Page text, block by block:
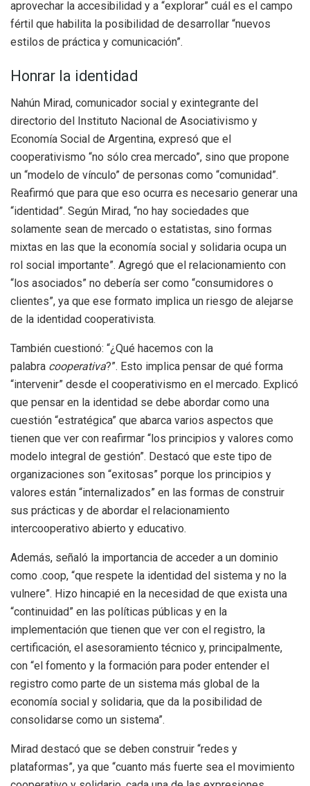
aprovechar la accesibilidad y a “explorar” cuál es el campo
fértil que habilita la posibilidad de desarrollar “nuevos
estilos de práctica y comunicación”.
Honrar la identidad
Nahún Mirad, comunicador social y exintegrante del
directorio del Instituto Nacional de Asociativismo y
Economía Social de Argentina, expresó que el
cooperativismo “no sólo crea mercado”, sino que propone
un “modelo de vínculo” de personas como “comunidad”.
Reafirmó que para que eso ocurra es necesario generar una
“identidad”. Según Mirad, “no hay sociedades que
solamente sean de mercado o estatistas, sino formas
mixtas en las que la economía social y solidaria ocupa un
rol social importante”. Agregó que el relacionamiento con
“los asociados” no debería ser como “consumidores o
clientes”, ya que ese formato implica un riesgo de alejarse
de la identidad cooperativista.
También cuestionó: “¿Qué hacemos con la
palabra cooperativa?”. Esto implica pensar de qué forma
“intervenir” desde el cooperativismo en el mercado. Explicó
que pensar en la identidad se debe abordar como una
cuestión “estratégica” que abarca varios aspectos que
tienen que ver con reafirmar “los principios y valores como
modelo integral de gestión”. Destacó que este tipo de
organizaciones son “exitosas” porque los principios y
valores están “internalizados” en las formas de construir
sus prácticas y de abordar el relacionamiento
intercooperativo abierto y educativo.
Además, señaló la importancia de acceder a un dominio
como .coop, “que respete la identidad del sistema y no la
vulnere”. Hizo hincapié en la necesidad de que exista una
“continuidad” en las políticas públicas y en la
implementación que tienen que ver con el registro, la
certificación, el asesoramiento técnico y, principalmente,
con “el fomento y la formación para poder entender el
registro como parte de un sistema más global de la
economía social y solidaria, que da la posibilidad de
consolidarse como un sistema”.
Mirad destacó que se deben construir “redes y
plataformas”, ya que “cuanto más fuerte sea el movimiento